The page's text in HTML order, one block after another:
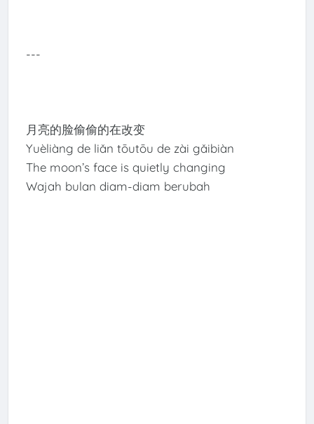
---
月亮的脸偷偷的在改变
Yuèliàng de liǎn tōutōu de zài gǎibiàn
The moon’s face is quietly changing
Wajah bulan diam-diam berubah